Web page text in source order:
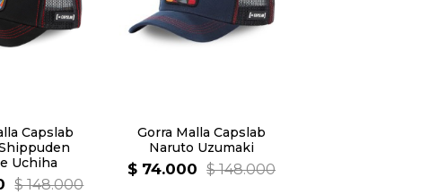
Capslab
Uchiha
$ 148.000
Gorra Malla Capslab
Naruto Uzumaki
$ 74.000 $ 148.000